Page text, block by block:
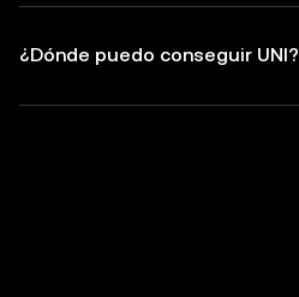
¿Dónde puedo conseguir UNI?